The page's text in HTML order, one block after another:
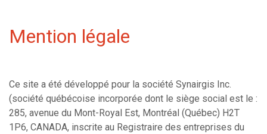
Mention légale
Ce site a été développé pour la société Synairgis Inc.
(société québécoise incorporée dont le siège social est le :
285, avenue du Mont-Royal Est, Montréal (Québec) H2T
1P6, CANADA, inscrite au Registraire des entreprises du